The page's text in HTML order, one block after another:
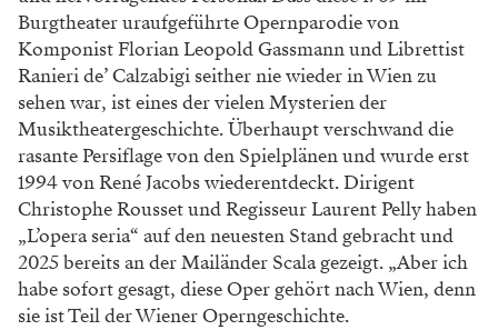
Burgtheater uraufgeführte Opernparodie von
Komponist FlorianLeopold Gassmann und Librettist
Ranieri de’Calzabigi seither nie wieder in Wien zu
sehenwar, ist eines der vielen Mysterien der
Musiktheatergeschichte. Überhaupt verschwand die
rasante Persiflage von den Spielplänen undwurde erst
1994 von René Jacobs wiederentdeckt.Dirigent
Christophe Rousset und RegisseurLaurent Pelly haben
„L’opera seria“ auf denneuesten Stand gebracht und
2025 bereits ander Mailänder Scala gezeigt. „Aber ich
habe sofort gesagt, diese Oper gehört nach Wien, denn
sie ist Teil der Wiener Operngeschichte.